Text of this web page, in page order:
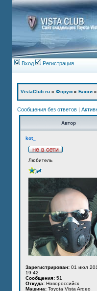
Вход Регистрация
VistaClub.ru » Форум » Блоги »
Сообщения без ответов |
Автор
kot_
Любитель
Зарегистрирован: 01 июл
19:42
Сообщения: 51
Откуда: Новороссийск
Машина: Toyota Vista Ardeo